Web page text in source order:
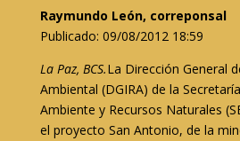
Raymundo León, correponsal
Publicado: 09/08/2012 18:59
La Paz, BCS.La Dirección General
Ambiental (DGIRA) de la
Ambiente y Recursos Naturales
el proyecto San Antonio, de la